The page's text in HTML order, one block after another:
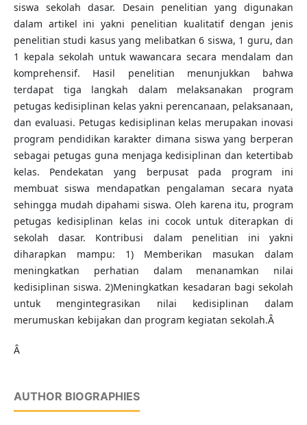
siswa sekolah dasar. Desain penelitian yang digunakan
dalam artikel ini yakni penelitian kualitatif dengan jenis
penelitian studi kasus yang melibatkan 6 siswa, 1 guru, dan
1 kepala sekolah untuk wawancara secara mendalam dan
komprehensif. Hasil penelitian menunjukkan bahwa
terdapat tiga langkah dalam melaksanakan program
petugas kedisiplinan kelas yakni perencanaan, pelaksanaan,
dan evaluasi. Petugas kedisiplinan kelas merupakan inovasi
program pendidikan karakter dimana siswa yang berperan
sebagai petugas guna menjaga kedisiplinan dan ketertibab
kelas. Pendekatan yang berpusat pada program ini
membuat siswa mendapatkan pengalaman secara nyata
sehingga mudah dipahami siswa. Oleh karena itu, program
petugas kedisiplinan kelas ini cocok untuk diterapkan di
sekolah dasar. Kontribusi dalam penelitian ini yakni
diharapkan mampu: 1) Memberikan masukan dalam
meningkatkan perhatian dalam menanamkan nilai
kedisiplinan siswa. 2)Meningkatkan kesadaran bagi sekolah
untuk mengintegrasikan nilai kedisiplinan dalam
merumuskan kebijakan dan program kegiatan sekolah.Â
Â
AUTHOR BIOGRAPHIES